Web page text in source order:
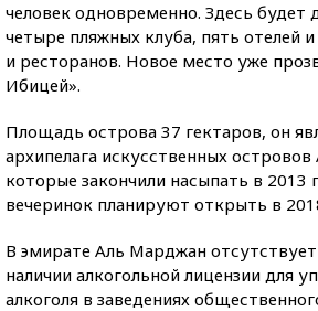
человек одновременно. Здесь будет
четыре пляжных клуба, пять отелей
и ресторанов. Новое место уже
Ибицей».
Площадь острова 37 гектаров, он
архипелага искусственных
которые закончили насыпать в 2013
вечеринок планируют открыть в
В эмирате Аль Марджан
наличии алкогольной лицензии для
алкоголя в заведениях